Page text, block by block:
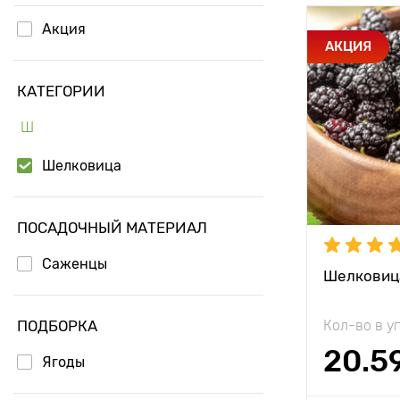
Акция
КАТЕГОРИИ
Ш
Шелковица
ПОСАДОЧНЫЙ МАТЕРИАЛ
Саженцы
ПОДБОРКА
Ягоды
АКЦИЯ
Кол-во в
Высота
Растояние
растениями
Период
Вес плода